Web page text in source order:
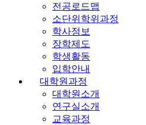
전공로드맵
소단위학위과정
학사정보
장학제도
학생활동
입학안내
대학원과정
대학원소개
연구실소개
교육과정